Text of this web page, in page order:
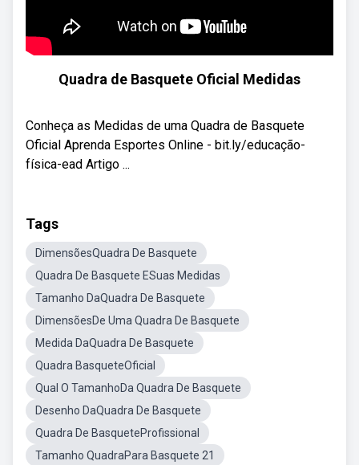
Quadra de Basquete Oficial Medidas
Conheça as Medidas de uma Quadra de Basquete
Oficial Aprenda Esportes Online - bit.ly/educação-
física-ead Artigo ...
Tags
DimensõesQuadra De Basquete
Quadra De Basquete ESuas Medidas
Tamanho DaQuadra De Basquete
DimensõesDe Uma Quadra De Basquete
Medida DaQuadra De Basquete
Quadra BasqueteOficial
Qual O TamanhoDa Quadra De Basquete
Desenho DaQuadra De Basquete
Quadra De BasqueteProfissional
Tamanho QuadraPara Basquete 21